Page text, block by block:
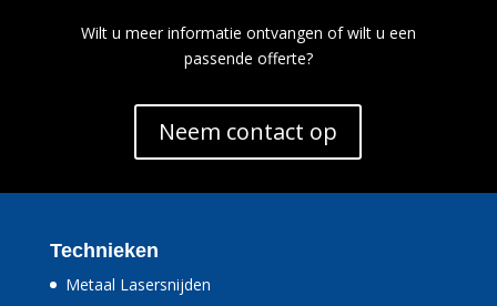
Wilt u meer informatie ontvangen of wilt u een
passende offerte?
Neem contact op
Technieken
Metaal Lasersnijden